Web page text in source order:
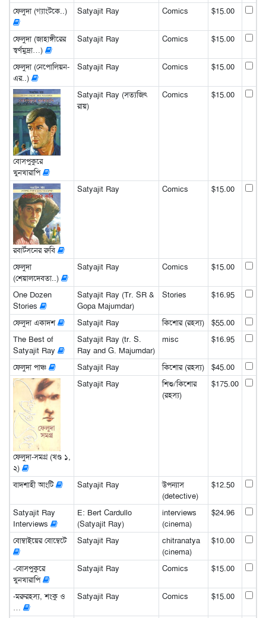
ফেলুদা (গ্যাংটকে..) Satyajit Ray Comics $15.00
ফেলুদা (জাহাঙ্গীরের
স্বর্ণমুদ্রা…)
Satyajit Ray Comics $15.00
ফেলুদা (নেপোলিয়ন-
এর..)
Satyajit Ray Comics $15.00
বোসপুকুরে
খুনখারাপি
Satyajit Ray (সত্যজিৎ
রায়)
Comics $15.00
রবার্টসনের রুবি
Satyajit Ray Comics $15.00
ফেলুদা
(শেয়ালদেবতা..)
Satyajit Ray Comics $15.00
One Dozen
Stories
Satyajit Ray (Tr. SR &
Gopa Majumdar)
Stories $16.95
ফেলুদা একাদশ Satyajit Ray কিশোর (রহস্য)
$55.00
The Best of
Satyajit Ray
Satyajit Ray (tr. S.
Ray and G. Majumdar)
misc $16.95
ফেলুদা পাঞ্চ Satyajit Ray কিশোর (রহস্য) $45.00
ফেলুদা-সমগ্র (খণ্ড ১,
২)
Satyajit Ray
শিশু/কিশোর
(রহস্য)
$175.00
বাদশাহী আংটি Satyajit Ray
উপন্যাস
(detective)
$12.50
Satyajit Ray
Interviews
E: Bert Cardullo
(Satyajit Ray)
interviews
(cinema)
$24.96
বোম্বাইয়ের বোম্বেটে Satyajit Ray
chitranatya
(cinema)
$10.00
-বোসপুকুরে
খুনখারাপি
Satyajit Ray Comics $15.00
-মরুরহস্য, শংকু ও
…
Satyajit Ray Comics $15.00